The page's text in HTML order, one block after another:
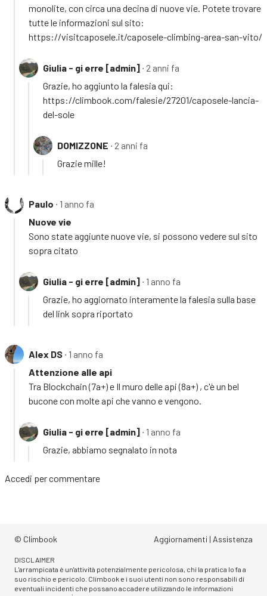
monolite, con circa una decina di nuove vie. Potete trovare
tutte le informazioni sul sito:
https://visitcaposele.it/caposele-climbing-area-san-vito/
Giulia - gi erre [admin] ∙ 2 anni fa
Grazie, ho aggiunto la falesia qui:
https://climbook.com/falesie/27201/caposele-lancia-
del-sole
DOMIZZONE ∙ 2 anni fa
Grazie mille!
Paulo ∙ 1 anno fa
Nuove vie
Sono state aggiunte nuove vie, si possono vedere sul sito
sopra citato
Giulia - gi erre [admin] ∙ 1 anno fa
Grazie, ho aggiornato interamente la falesia sulla base
del link sopra riportato
Alex DS ∙ 1 anno fa
Attenzione alle api
Tra Blockchain (7a+) e Il muro delle api (8a+) , c'è un bel
bucone con molte api che vanno e vengono.
Giulia - gi erre [admin] ∙ 1 anno fa
Grazie, abbiamo segnalato in nota
Accedi per commentare
© Climbook Aggiornamenti | Assistenza
DISCLAIMER
L'arrampicata è un'attività potenzialmente pericolosa, chi la pratica lo fa a
suo rischio e pericolo. Climbook e i suoi utenti non sono responsabili di
eventuali incidenti che possano accadere utilizzando le informazioni